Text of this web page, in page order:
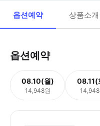
옵션예약 상품소개
옵션예약
08.10(월)
14,948원
08.11(
14,948